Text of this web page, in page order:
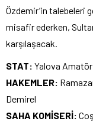
Özdemir’in talebeleri
misafir ederken,
karşılaşacak.
STAT: Yalova Amatör
HAKEMLER:
Demirel
SAHA KOMİSERİ: